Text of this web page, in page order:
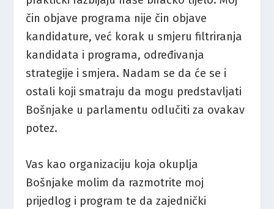
čin objave programa nije čin objave
kandidature, već korak u smjeru filtriranja
kandidata i programa, određivanja
strategije i smjera. Nadam se da će se i
ostali koji smatraju da mogu predstavljati
Bošnjake u parlamentu odlučiti za ovakav
potez.
Vas kao organizaciju koja okuplja
Bošnjake molim da razmotrite moj
prijedlog i program te da zajednički